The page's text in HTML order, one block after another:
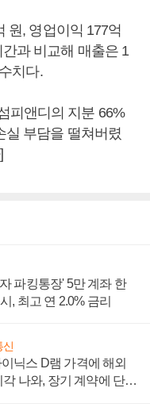
원, 영업이익 177억
과 비교해 매출은 1
치다.
피앤디의 지분 66%
실 부담을 떨쳐버렸
파킹통장' 5만 계좌 한
, 최고 연 2.0% 금리
신
닉스 D램 가격에 해외
나와, 장기 계약에 단점